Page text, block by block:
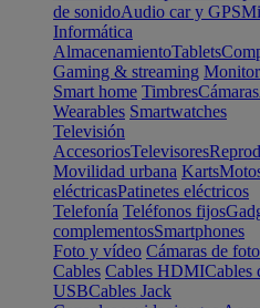
de sonidoAudio car y GPS
Informática
AlmacenamientoTablets
Gaming & streaming
Smart home TimbresCámaras
Wearables Smartwatches
Televisión
AccesoriosTelevisores
Movilidad urbana Karts
eléctricasPatinetes eléctricos
Telefonía Teléfonos fijos
complementosSmartphones
Foto y vídeo Cámaras de
Cables Cables HDMICables
USBCables Jack